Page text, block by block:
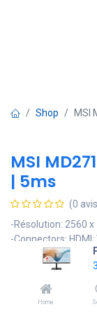
Home
Shop MSI
MSI
| 5ms
(0
-Résolution: 2560 x
-Connectors:
-Luminosité: 250
-type de dalle :
-Format de l’ecran :